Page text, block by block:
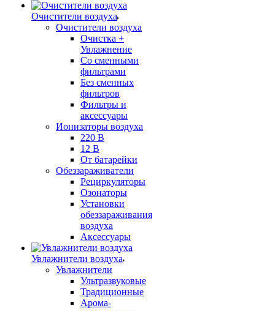
Очистители воздуха
Очистители воздуха
Очистка +
Увлажнение
Cо сменными
фильтрами
Без сменных
фильтров
Фильтры и
аксессуары
Ионизаторы воздуха
220 В
12 В
От батарейки
Обеззараживатели
Рециркуляторы
Озонаторы
Установки
обеззараживания
воздуха
Аксессуары
Увлажнители воздуха
Увлажнители
Ультразвуковые
Традиционные
Арома-